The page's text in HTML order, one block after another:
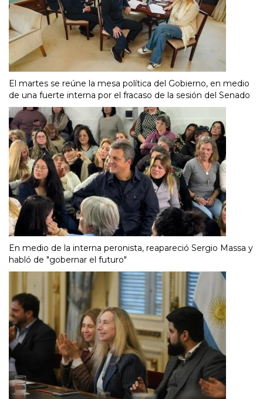
El martes se reúne la mesa política del Gobierno, en medio
de una fuerte interna por el fracaso de la sesión del Senado
En medio de la interna peronista, reapareció Sergio Massa y
habló de "gobernar el futuro"